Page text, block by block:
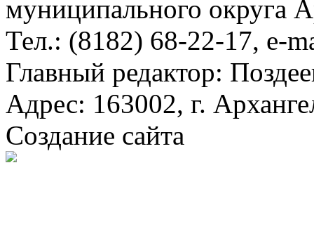
муниципального округа
Тел.: (8182) 68-22-17, e-
Главный редактор:
Адрес: 163002, г.
Создание сайта